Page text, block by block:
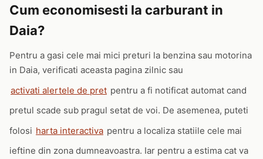
Cum economisesti la carburant in
Daia?
Pentru a gasi cele mai mici preturi la benzina sau motorina
in Daia, verificati aceasta pagina zilnic sau
activati alertele de pret pentru a fi notificat automat cand
pretul scade sub pragul setat de voi. De asemenea, puteti
folosi harta interactiva pentru a localiza statiile cele mai
ieftine din zona dumneavoastra. Iar pentru a estima cat va